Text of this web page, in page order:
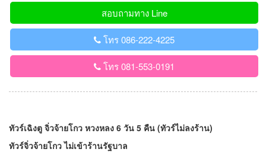
สอบถามทาง Line
โทร 086-222-4225
โทร 081-553-0191
ทัวร์เฉิงตู จิ่วจ้ายโกว หวงหลง 6 วัน 5 คืน (ทัวร์ไม่ลงร้าน)
ทัวร์จิ่วจ้ายโกว ไม่เข้าร้านรัฐบาล